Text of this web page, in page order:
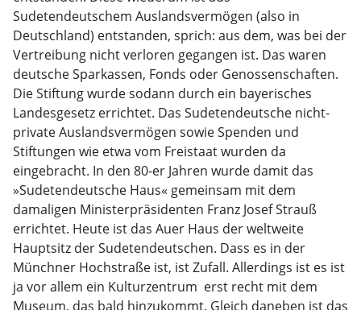
Sudetendeutschem Auslandsvermögen (also in
Deutschland) entstanden, sprich: aus dem, was bei der
Vertreibung nicht verloren gegangen ist. Das waren
deutsche Sparkassen, Fonds oder Genossenschaften.
Die Stiftung wurde sodann durch ein bayerisches
Landesgesetz errichtet. Das Sudetendeutsche nicht-
private Auslandsvermögen sowie Spenden und
Stiftungen wie etwa vom Freistaat wurden da
eingebracht. In den 80-er Jahren wurde damit das
»Sudetendeutsche Haus« gemeinsam mit dem
damaligen Ministerpräsidenten Franz Josef Strauß
errichtet. Heute ist das Auer Haus der weltweite
Hauptsitz der Sudetendeutschen. Dass es in der
Münchner Hochstraße ist, ist Zufall. Allerdings ist es ist
ja vor allem ein Kulturzentrum  erst recht mit dem
Museum, das bald hinzukommt. Gleich daneben ist das